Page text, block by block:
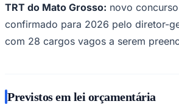
TRT do Mato Grosso: novo
confirmado para 2026 pelo diretor-
com 28 cargos vagos a serem
Previstos em lei orçamentária